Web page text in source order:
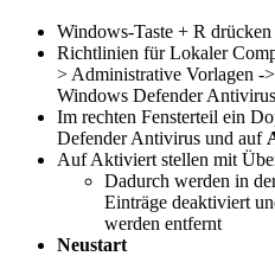
Windows-Taste + R
Richtlinien für Lokaler
> Administrative Vorlagen -
Windows Defender Antivirus
Im rechten Fensterteil ein
Defender Antivirus und auf
Auf Aktiviert stellen mit
Dadurch werden in
Einträge deaktiviert
werden entfernt
Neustart